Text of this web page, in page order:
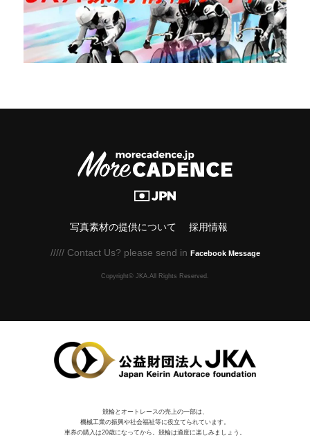
写真素材の提供について 採用情報
///// Contact Us? please send in Facebook Message
Copyright© JKA.All Rights Reserved.
競輪とオートレースの売上の一部は、
機械⼯業の振興や社会福祉等に役⽴てられています。
車券の購入は20歳になってから。競輪は適度に楽しみましょう。